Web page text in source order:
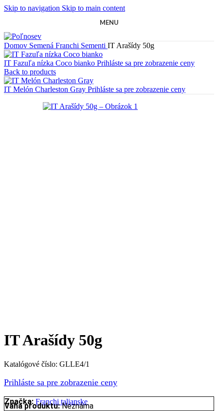
Skip to navigation Skip to main content
MENU
Domov Semená Franchi Sementi IT Arašídy 50g
IT Fazuľa nízka Coco bianko Prihláste sa pre zobrazenie ceny
Back to products
IT Melón Charleston Gray Prihláste sa pre zobrazenie ceny
IT Arašídy 50g
Katalógové číslo: GLLE4/1
Prihláste sa pre zobrazenie ceny
Značka: Franchi talianske
Váha produktu:Neznáma